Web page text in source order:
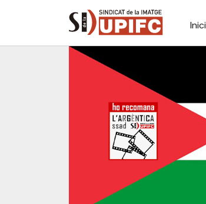
Inici